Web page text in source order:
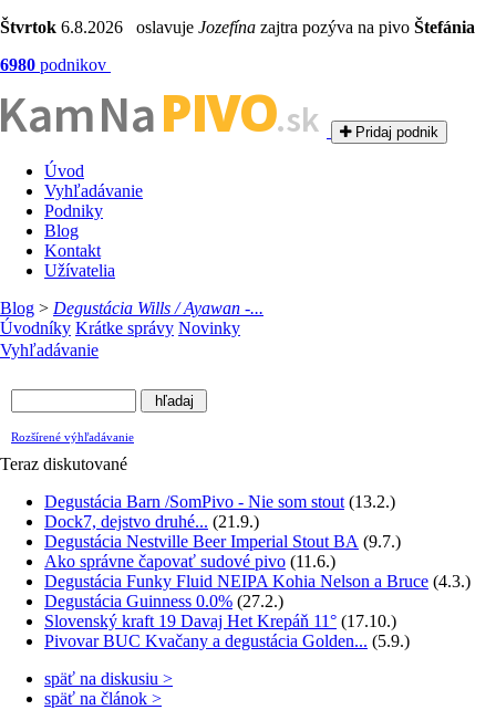
Štvrtok 6.8.2026 oslavuje Jozefína zajtra pozýva na pivo Štefánia
6980 podnikov
NaPIVO.sk Pridaj podnik
Úvod
Vyhľadávanie
Podniky
Blog
Kontakt
Užívatelia
Blog > Degustácia Wills / Ayawan -...
Úvodníky Krátke správy Novinky
Vyhľadávanie
Rozšírené výhľadávanie
Teraz diskutované
Degustácia Barn /SomPivo - Nie som stout (13.2.)
Dock7, dejstvo druhé... (21.9.)
Degustácia Nestville Beer Imperial Stout BA (9.7.)
Ako správne čapovať sudové pivo (11.6.)
Degustácia Funky Fluid NEIPA Kohia Nelson a Bruce (4.3.)
Degustácia Guinness 0.0% (27.2.)
Slovenský kraft 19 Davaj Het Krepáň 11° (17.10.)
Pivovar BUC Kvačany a degustácia Golden... (5.9.)
späť na diskusiu >
späť na článok >